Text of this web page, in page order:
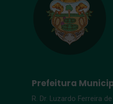
Prefeitura
R. Dr. Luzardo Ferreira